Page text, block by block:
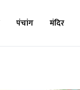
पंचांग मंदिर